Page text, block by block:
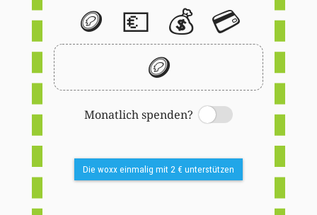
🪙 💶 💰 💳
🪙
Monatlich spenden?
Switch
Die woxx einmalig mit 2 € unterstützen